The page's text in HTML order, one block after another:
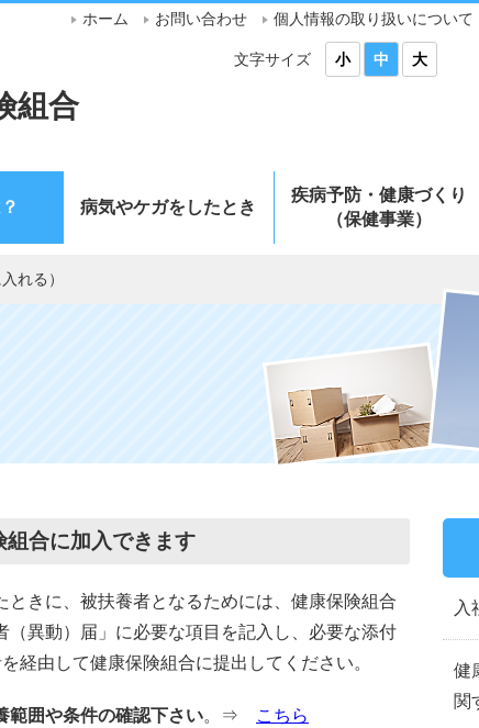
組合
ホーム お問い合わせ 個人情報の取り扱いについて
文字サイズ 小 中 大
病気やケガをしたとき
疾病予防・健康づくり
（保健事業）
れる）
合に加入できます
きに、被扶養者となるためには、健康保険組合
異動）届」に必要な項目を記入し、必要な添付
経由して健康保険組合に提出してください。
範囲や条件の確認下さい。⇒ こちら
入
健
関